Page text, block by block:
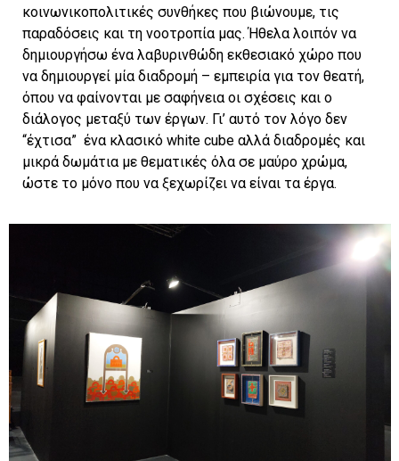
κοινωνικοπολιτικές συνθήκες που βιώνουμε, τις
παραδόσεις και τη νοοτροπία μας. Ήθελα λοιπόν να
δημιουργήσω ένα λαβυρινθώδη εκθεσιακό χώρο που
να δημιουργεί μία διαδρομή – εμπειρία για τον θεατή,
όπου να φαίνονται με σαφήνεια οι σχέσεις και ο
διάλογος μεταξύ των έργων. Γι’ αυτό τον λόγο δεν
“έχτισα” ένα κλασικό white cube αλλά διαδρομές και
μικρά δωμάτια με θεματικές όλα σε μαύρο χρώμα,
ώστε το μόνο που να ξεχωρίζει να είναι τα έργα.